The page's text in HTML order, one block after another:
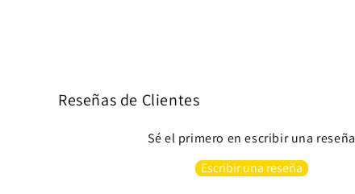
Reseñas de Clientes
Sé el primero en escribir una reseña
Escribir una reseña